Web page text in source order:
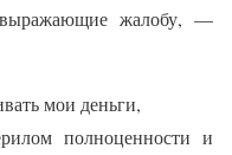
жалобу, —
мои деньги,
полноценности и